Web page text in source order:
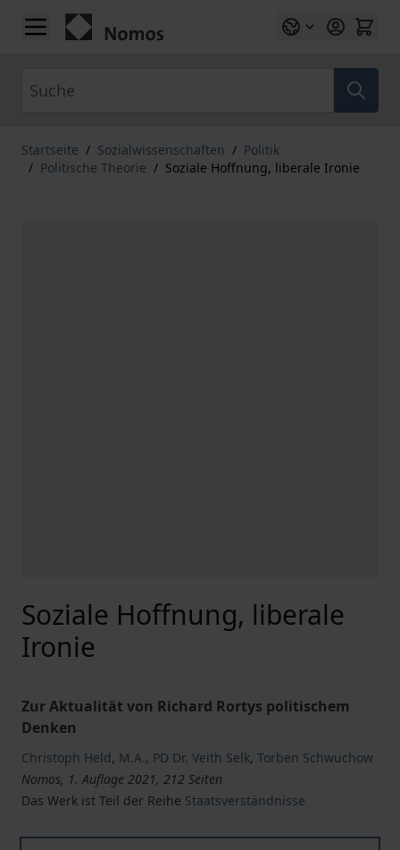
Zum Inhalt springen
Startseite / Sozialwissenschaften / Politik
/ Politische Theorie / Soziale Hoffnung, liberale Ironie
Soziale Hoffnung, liberale
Ironie
Zur Aktualität von Richard Rortys politischem
Denken
Christoph Held, M.A., PD Dr. Veith Selk, Torben Schwuchow
Nomos, 1. Auflage 2021, 212 Seiten
Das Werk ist Teil der Reihe Staatsverständnisse